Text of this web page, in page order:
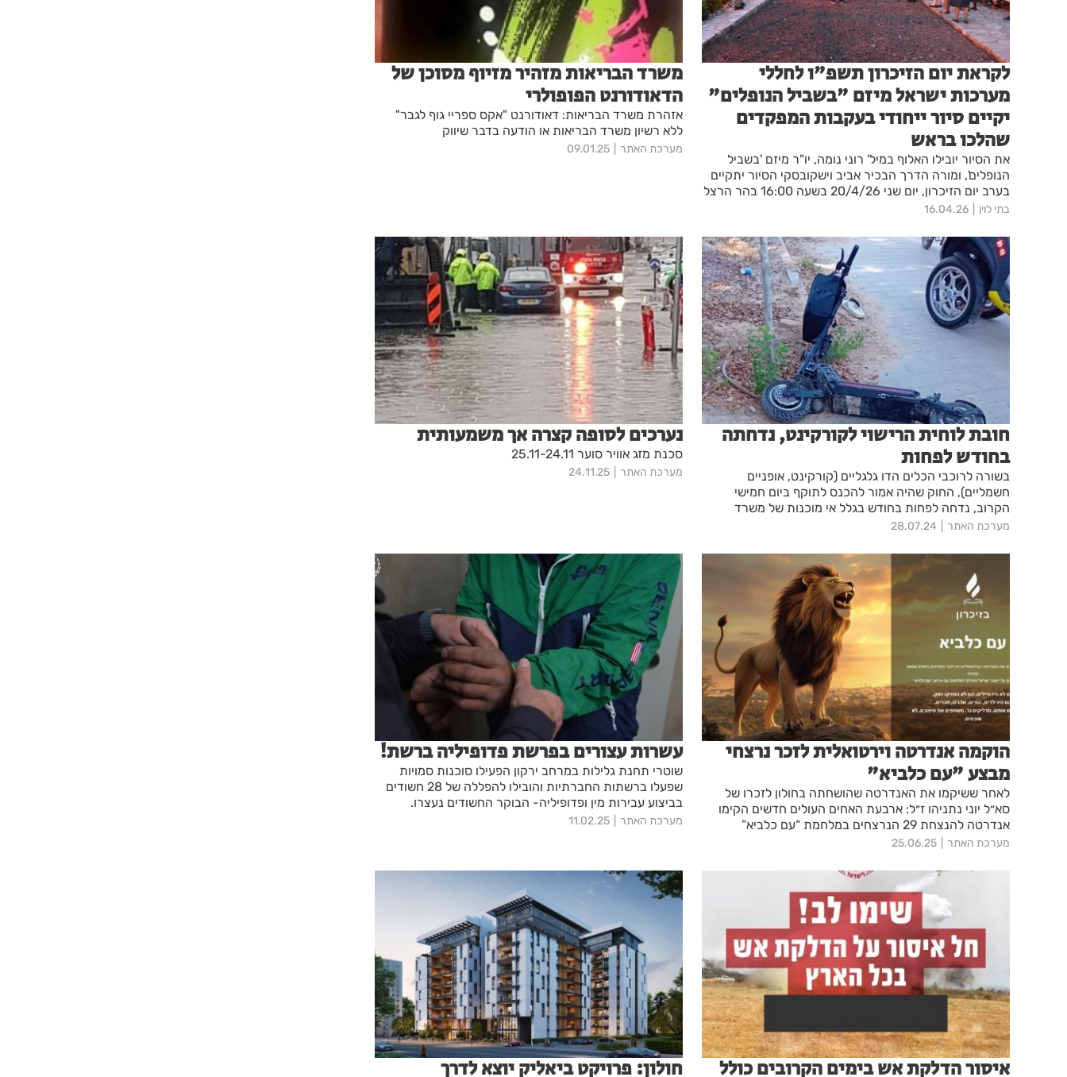
לקראת יום הזיכרון תשפ"ו לחללי
מערכות ישראל מיזם "בשביל הנופלים"
יקיים סיור ייחודי בעקבות המפקדים
שהלכו בראש
את הסיור יובילו האלוף במיל' רוני נומה, יו"ר מיזם 'בשביל
הנופלים', ומורה הדרך הבכיר אביב וישקובסקי הסיור יתקיים
בערב יום הזיכרון, יום שני 20/4/26 בשעה 16:00 בהר הרצל
ירושלים
בתי לוין 16.04.26
משרד הבריאות מזהיר מזיוף מסוכן של
הדאודורנט הפופולרי
אזהרת משרד הבריאות: דאודורנט "אקס ספריי גוף לגבר"
ללא רשיון משרד הבריאות או הודעה בדבר שיווק
מערכת האתר 09.01.25
חובת לוחית הרישוי לקורקינט, נדחתה
בחודש לפחות
בשורה לרוכבי הכלים הדו גלגליים (קורקינט, אופניים
חשמליים), החוק שהיה אמור להכנס לתוקף ביום חמישי
הקרוב, נדחה לפחות בחודש בגלל אי מוכנות של משרד
התחבורה
מערכת האתר 28.07.24
נערכים לסופה קצרה אך משמעותית
סכנת מזג אוויר סוער 25.11-24.11
מערכת האתר 24.11.25
הוקמה אנדרטה וירטואלית לזכר נרצחי
מבצע "עם כלביא"
לאחר ששיקמו את האנדרטה שהושחתה בחולון לזכרו של
סא״ל יוני נתניהו ז״ל: ארבעת האחים העולים חדשים הקימו
אנדרטה להנצחת 29 הנרצחים במלחמת “עם כלביא”
מערכת האתר 25.06.25
עשרות עצורים בפרשת פדופיליה ברשת!
שוטרי תחנת גלילות במרחב ירקון הפעילו סוכנות סמויות
שפעלו ברשתות החברתיות והובילו להפללה של 28 חשודים
בביצוע עבירות מין ופדופיליה- הבוקר החשודים נעצרו.
מערכת האתר 11.02.25
איסור הדלקת אש בימים הקרובים כולל חולון: פרויקט ביאליק יוצא לדרך